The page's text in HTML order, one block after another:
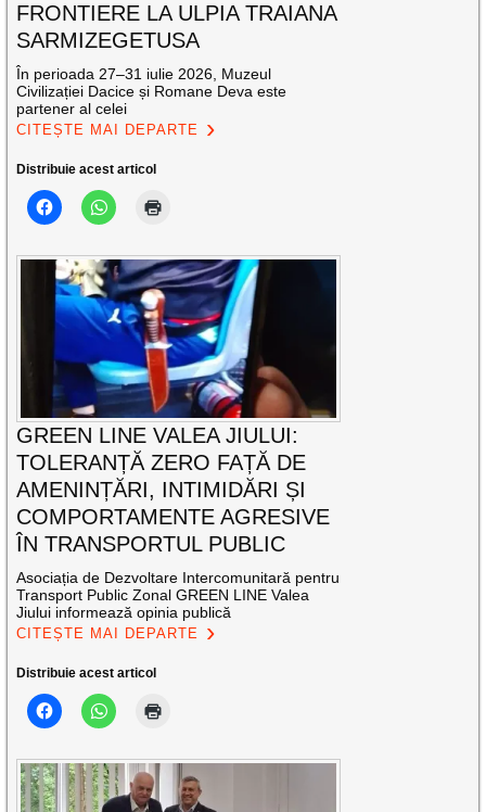
FRONTIERE LA ULPIA TRAIANA
SARMIZEGETUSA
În perioada 27–31 iulie 2026, Muzeul
Civilizației Dacice și Romane Deva este
partener al celei
CITEȘTE MAI DEPARTE
Distribuie acest articol
GREEN LINE VALEA JIULUI:
TOLERANȚĂ ZERO FAȚĂ DE
AMENINȚĂRI, INTIMIDĂRI ȘI
COMPORTAMENTE AGRESIVE
ÎN TRANSPORTUL PUBLIC
Asociația de Dezvoltare Intercomunitară pentru
Transport Public Zonal GREEN LINE Valea
Jiului informează opinia publică
CITEȘTE MAI DEPARTE
Distribuie acest articol